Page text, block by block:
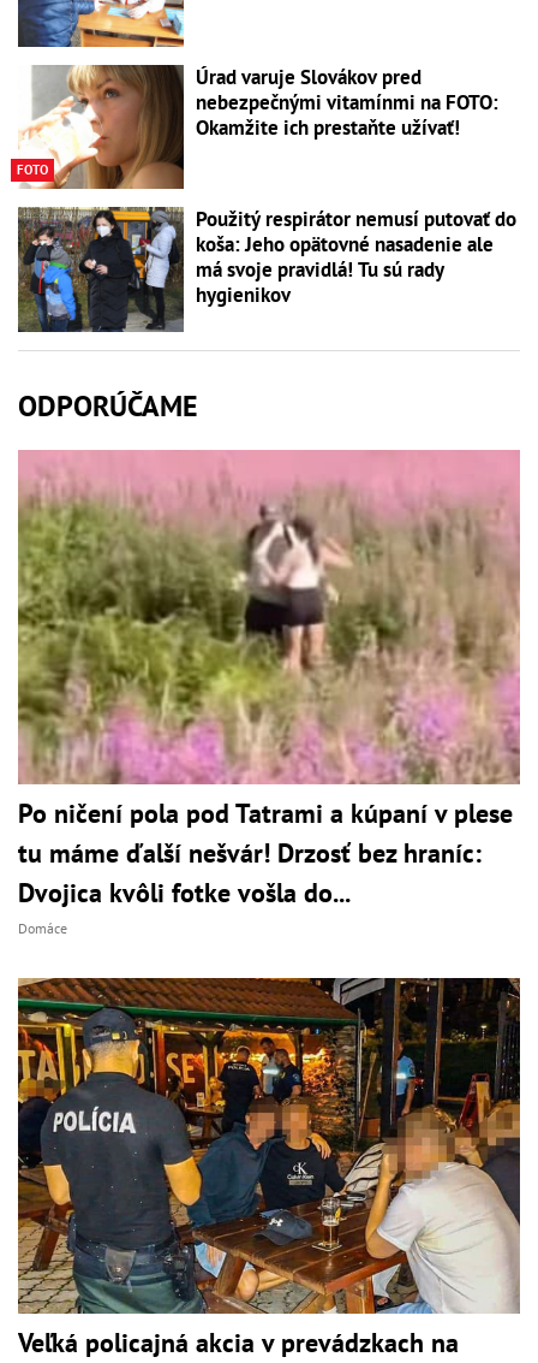
FOTO
Úrad varuje Slovákov pred
nebezpečnými vitamínmi na FOTO:
Okamžite ich prestaňte užívať!
Použitý respirátor nemusí putovať do
koša: Jeho opätovné nasadenie ale
má svoje pravidlá! Tu sú rady
hygienikov
ODPORÚČAME
Po ničení pola pod Tatrami a kúpaní v plese
tu máme ďalší nešvár! Drzosť bez hraníc:
Dvojica kvôli fotke vošla do...
Domáce
Veľká policajná akcia v prevádzkach na